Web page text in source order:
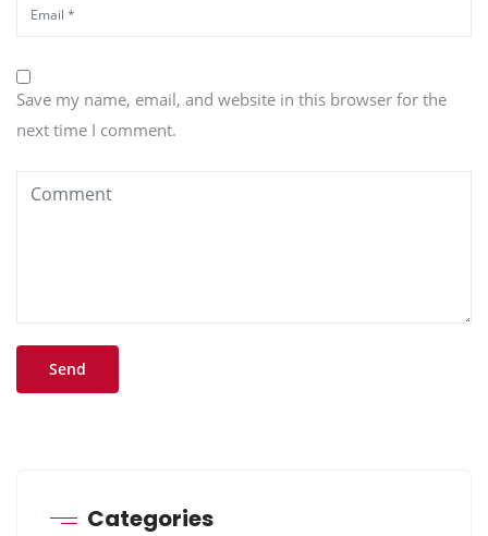
Save my name, email, and website in this browser for the
next time I comment.
Categories